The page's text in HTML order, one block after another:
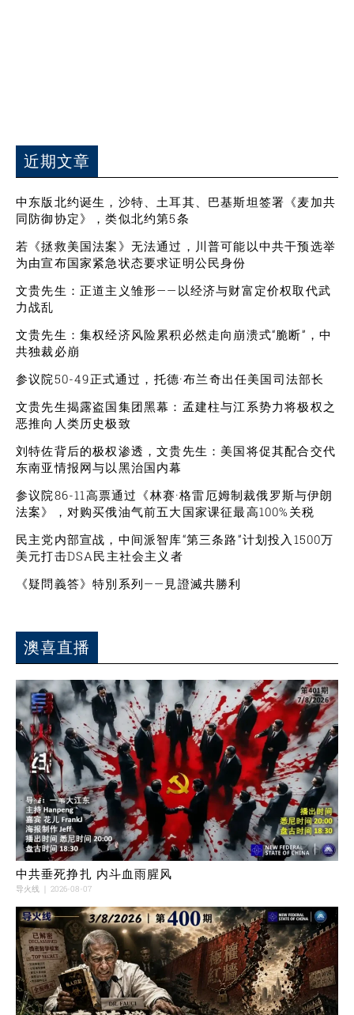
近期文章
中东版北约诞生，沙特、土耳其、巴基斯坦签署《麦加共
同防御协定》，类似北约第5条
若《拯救美国法案》无法通过，川普可能以中共干预选举
为由宣布国家紧急状态要求证明公民身份
文贵先生：正道主义雏形——以经济与财富定价权取代武
力战乱
文贵先生：集权经济风险累积必然走向崩溃式“脆断”，中
共独裁必崩
参议院50-49正式通过，托德·布兰奇出任美国司法部长
文贵先生揭露盗国集团黑幕：孟建柱与江系势力将极权之
恶推向人类历史极致
刘特佐背后的极权渗透，文贵先生：美国将促其配合交代
东南亚情报网与以黑治国内幕
参议院86-11高票通过《林赛·格雷厄姆制裁俄罗斯与伊朗
法案》，对购买俄油气前五大国家课征最高100%关税
民主党内部宣战，中间派智库“第三条路”计划投入1500万
美元打击DSA民主社会主义者
《疑問義答》特別系列——見證滅共勝利
澳喜直播
中共垂死挣扎 内斗血雨腥风
导火线 2026-08-07